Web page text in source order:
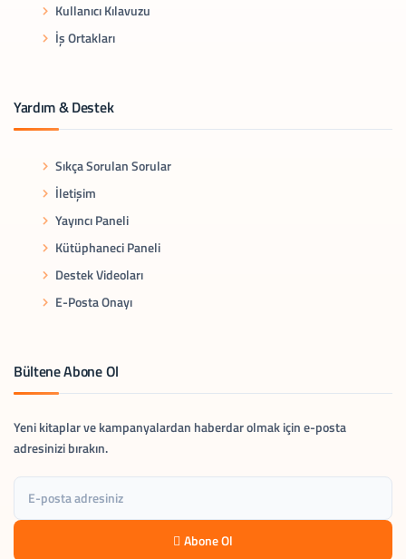
Kullanıcı Kılavuzu
İş Ortakları
Yardım & Destek
Sıkça Sorulan Sorular
İletişim
Yayıncı Paneli
Kütüphaneci Paneli
Destek Videoları
E-Posta Onayı
Bültene Abone Ol
Yeni kitaplar ve kampanyalardan haberdar olmak için e-posta
adresinizi bırakın.
Abone Ol